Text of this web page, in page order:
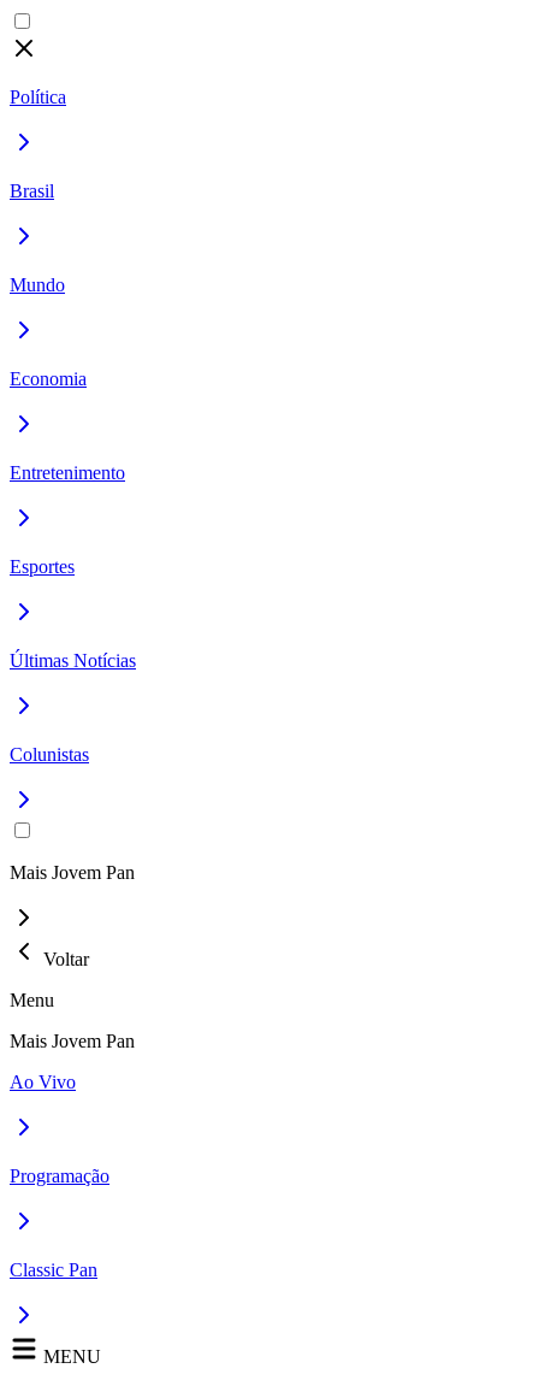
Política
Brasil
Mundo
Economia
Entretenimento
Esportes
Últimas Notícias
Colunistas
Mais Jovem Pan
Voltar
Menu
Mais Jovem Pan
Ao Vivo
Programação
Classic Pan
MENU